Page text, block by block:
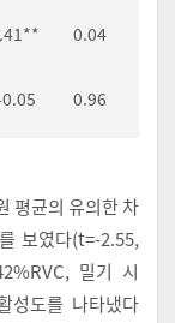
0.04
0.96
평균의 유의한 차
보였다(t=-2.55,
밀기 시
성도를 나타냈다